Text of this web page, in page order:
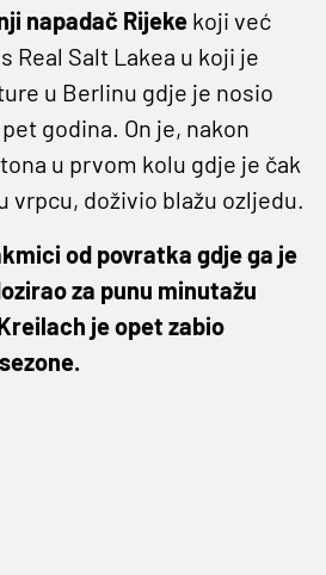
napadač Rijeke koji već
Real Salt Lakea u koji je
u Berlinu gdje je nosio
godina. On je, nakon
u prvom kolu gdje je čak
vrpcu, doživio blažu ozljedu.
od povratka gdje ga je
za punu minutažu
je opet zabio